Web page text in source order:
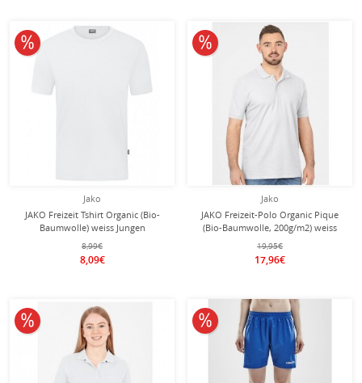
Jako
JAKO Freizeit Tshirt Organic (Bio-
Baumwolle) weiss Jungen
8,99€
8,09€
10% reduziert
Jako
JAKO Freizeit-Polo Organic Pique
(Bio-Baumwolle, 200g/m2) weiss
Herren
19,95€
17,96€
10% reduziert
10% reduziert 10% reduziert